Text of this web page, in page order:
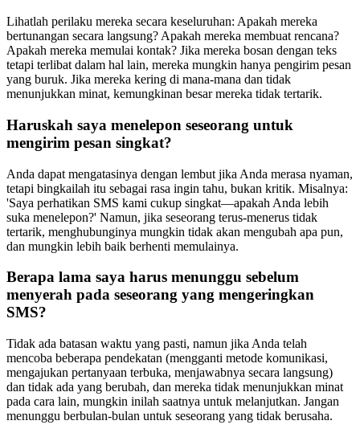
Lihatlah perilaku mereka secara keseluruhan: Apakah mereka
bertunangan secara langsung? Apakah mereka membuat rencana?
Apakah mereka memulai kontak? Jika mereka bosan dengan teks
tetapi terlibat dalam hal lain, mereka mungkin hanya pengirim pesan
yang buruk. Jika mereka kering di mana-mana dan tidak
menunjukkan minat, kemungkinan besar mereka tidak tertarik.
Haruskah saya menelepon seseorang untuk
mengirim pesan singkat?
Anda dapat mengatasinya dengan lembut jika Anda merasa nyaman,
tetapi bingkailah itu sebagai rasa ingin tahu, bukan kritik. Misalnya:
'Saya perhatikan SMS kami cukup singkat—apakah Anda lebih
suka menelepon?' Namun, jika seseorang terus-menerus tidak
tertarik, menghubunginya mungkin tidak akan mengubah apa pun,
dan mungkin lebih baik berhenti memulainya.
Berapa lama saya harus menunggu sebelum
menyerah pada seseorang yang mengeringkan
SMS?
Tidak ada batasan waktu yang pasti, namun jika Anda telah
mencoba beberapa pendekatan (mengganti metode komunikasi,
mengajukan pertanyaan terbuka, menjawabnya secara langsung)
dan tidak ada yang berubah, dan mereka tidak menunjukkan minat
pada cara lain, mungkin inilah saatnya untuk melanjutkan. Jangan
menunggu berbulan-bulan untuk seseorang yang tidak berusaha.